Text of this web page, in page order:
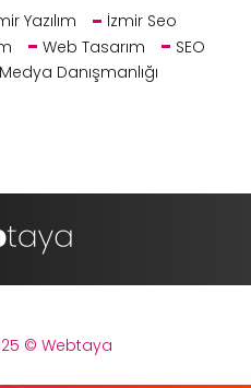
Yazılım
İzmir Seo
Web Tasarım
SEO
Danışmanlığı
© Webtaya